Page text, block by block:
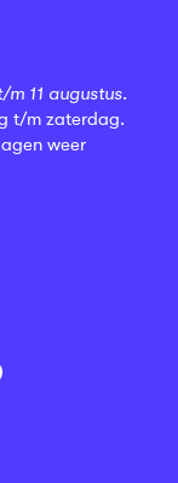
m 11 augustus.
t/m zaterdag.
weer